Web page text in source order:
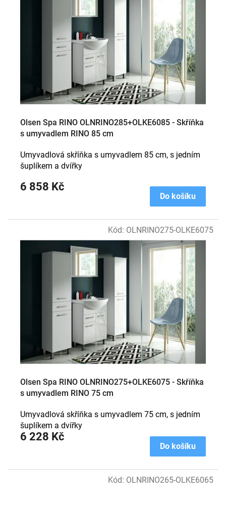
Olsen Spa RINO OLNRINO285+OLKE6085 - Skříňka
s umyvadlem RINO 85 cm
6 858 Kč
Do košíku
Umyvadlová skříňka s umyvadlem 85 cm, s jedním
šuplíkem a dvířky
Olsen Spa RINO OLNRINO275+OLKE6075 - Skříňka
s umyvadlem RINO 75 cm
6 228 Kč
Do košíku
Umyvadlová skříňka s umyvadlem 75 cm, s jedním
šuplíkem a dvířky
Kód: OLNRINO275-OLKE6075
Kód: OLNRINO265-OLKE6065